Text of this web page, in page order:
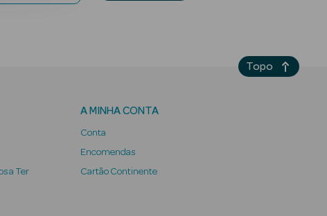
a Ter
A MINHA CONTA
Conta
Encomendas
Cartão Continente
Topo